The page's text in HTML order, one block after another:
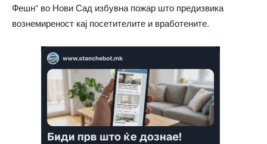
Фешн“ во Нови Сад избувна пожар што предизвика
вознемиреност кај посетителите и вработените.